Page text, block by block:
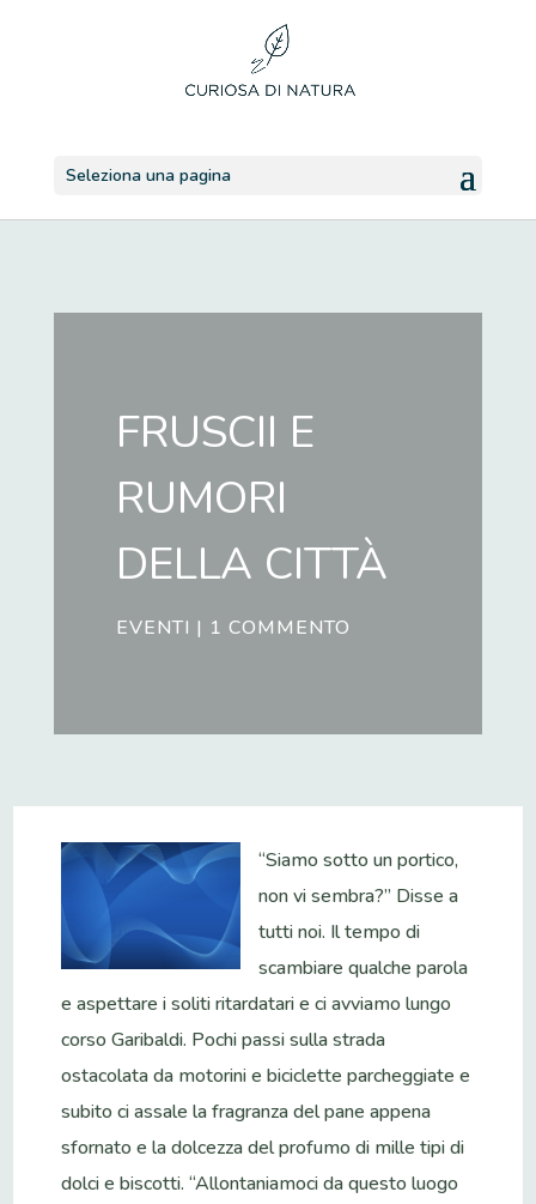
Seleziona una pagina
FRUSCII E
RUMORI
DELLA CITTÀ
EVENTI | 1 COMMENTO
“Siamo sotto un portico,
non vi sembra?” Disse a
tutti noi. Il tempo di
scambiare qualche parola
e aspettare i soliti ritardatari e ci avviamo lungo
corso Garibaldi. Pochi passi sulla strada
ostacolata da motorini e biciclette parcheggiate e
subito ci assale la fragranza del pane appena
sfornato e la dolcezza del profumo di mille tipi di
dolci e biscotti. “Allontaniamoci da questo luogo